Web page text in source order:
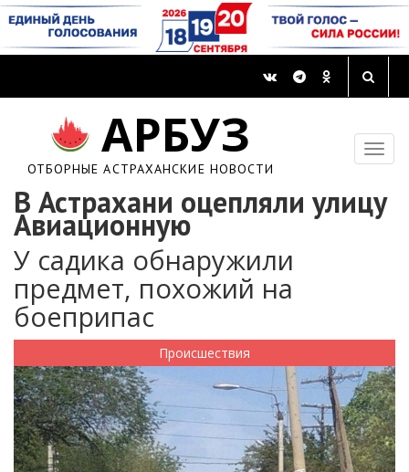
АРБУЗ
ОТБОРНЫЕ АСТРАХАНСКИЕ НОВОСТИ
В Астрахани оцепляли улицу
Авиационную
У садика обнаружили
предмет, похожий на
боеприпас
Происшествия